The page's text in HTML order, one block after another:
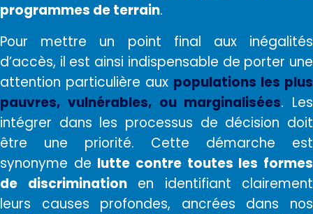
programmes de terrain.
Pour mettre un point final aux inégalités
d’accès, il est ainsi indispensable de porter une
attention particulière aux populations les plus
pauvres, vulnérables, ou marginalisées. Les
intégrer dans les processus de décision doit
être une priorité. Cette démarche est
synonyme de lutte contre toutes les formes
de discriminationen identifiant clairement
leurs causes profondes, ancrées dans nos